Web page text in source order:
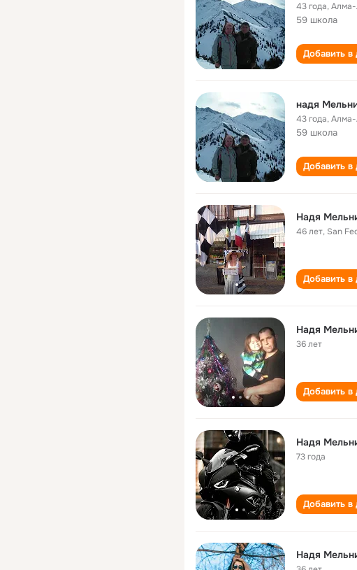
43 года,Алма-
59 школа
Добавить в
надя
43 года,Алма-
59 школа
Добавить в
Надя
46 лет, San
Добавить в
Надя
36 лет
Добавить в
Надя
73 года
Добавить в
Надя